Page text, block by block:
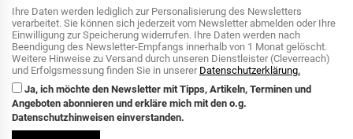
Ihre Daten werden lediglich zur Personalisierung des Newsletters
verarbeitet. Sie können sich jederzeit vom Newsletter abmelden oder Ihre
Einwilligung zur Speicherung widerrufen. Ihre Daten werden nach
Beendigung des Newsletter-Empfangs innerhalb von 1 Monat gelöscht.
Weitere Hinweise zu Versand durch unseren Dienstleister (Cleverreach)
und Erfolgsmessung finden Sie in unserer Datenschutzerklärung.
Ja, ich möchte den Newsletter mit Tipps, Artikeln, Terminen und
Angeboten abonnieren und erkläre mich mit den o.g.
Datenschutzhinweisen einverstanden.